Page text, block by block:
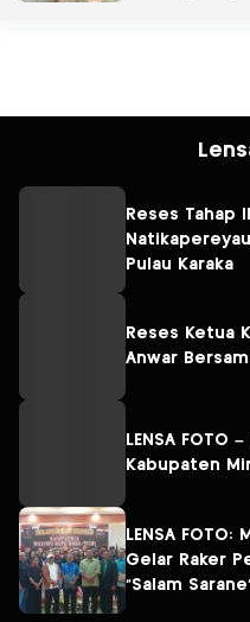
Reses Tahap
Pulau Karaka
Reses Ketua
Anwar
LENSA FOTO
Kabupaten
LENSA FOTO:
Gelar Raker
“Salam